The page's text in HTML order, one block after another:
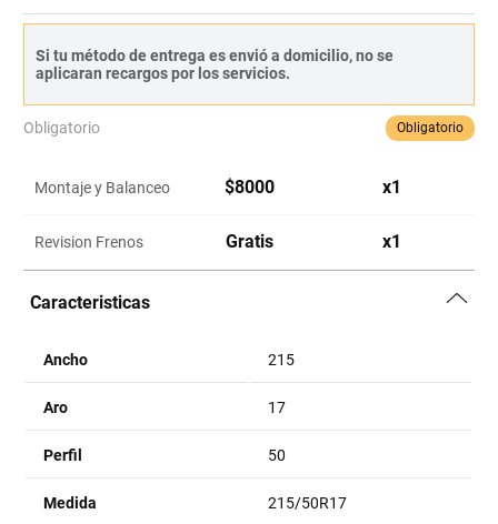
Si tu método de entrega es envió a domicilio, no se
aplicaran recargos por los servicios.
Obligatorio Obligatorio
Montaje y Balanceo $8000 x1
Revision Frenos Gratis x1
Caracteristicas
Ancho 215
Aro 17
Perfil 50
Medida 215/50R17